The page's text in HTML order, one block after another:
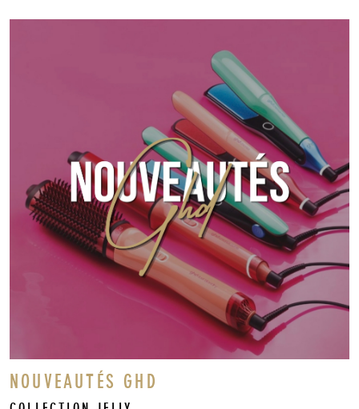
NOUVEAUTÉS GHD